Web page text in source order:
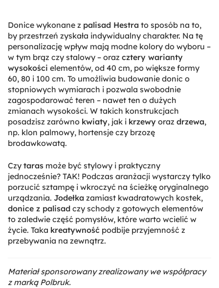
Donice wykonane z palisad Hestra to sposób na to,
by przestrzeń zyskała indywidualny charakter. Na tę
personalizację wpływ mają modne kolory do wyboru –
w tym brąz czy stalowy – oraz cztery warianty
wysokości elementów, od 40 cm, po większe formy
60, 80 i 100 cm. To umożliwia budowanie donic o
stopniowych wymiarach i pozwala swobodnie
zagospodarować teren – nawet ten o dużych
zmianach wysokości. W takich konstrukcjach
posadzisz zarówno kwiaty, jak i krzewy oraz drzewa,
np. klon palmowy, hortensje czy brzozę
brodawkowatą.
Czy taras może być stylowy i praktyczny
jednocześnie? TAK! Podczas aranżacji wystarczy tylko
porzucić sztampę i wkroczyć na ścieżkę oryginalnego
urządzania. Jodełka zamiast kwadratowych kostek,
donice z palisad czy schody z gotowych elementów
to zaledwie część pomysłów, które warto wcielić w
życie. Taka kreatywność podbije przyjemność z
przebywania na zewnątrz.
Materiał sponsorowany zrealizowany we współpracy
z marką Polbruk.